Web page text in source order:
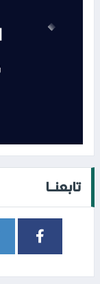
تابعنــا